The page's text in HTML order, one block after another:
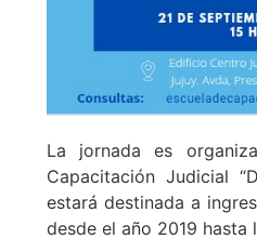
La jornada es
Capacitación Judicial
estará destinada a
desde el año 2019 hasta